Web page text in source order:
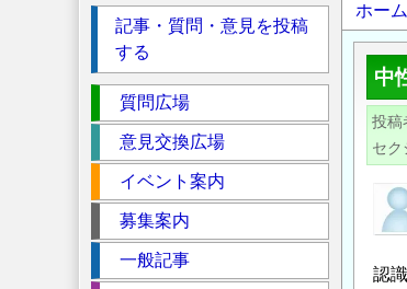
パ
ン
く
ず
ホーム
中
投稿
セク
認
記事・質問・意見を投稿
する
ク
シ
質問広場
意見交換広場
イベント案内
募集案内
一般記事